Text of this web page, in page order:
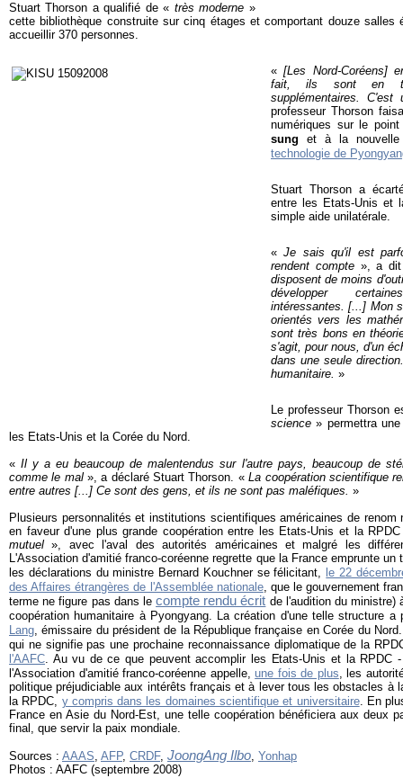
Stuart Thorson a qualifié de « très moderne »
cette bibliothèque construite sur cinq étages et comportant douze salles
accueillir 370 personnes.
«[Les Nord-Coréens]
fait, ils sont en
supplémentaires.
professeur Thorson
numériques sur le
sung et à la
technologie de
Stuart Thorson a
entre les Etats-Unis et
simple aide unilatérale.
«Je sais qu'il est
rendent compte », a
disposent de moins
développer
intéressantes. [...] Mon
orientés vers les
sont très bons en
s'agit, pour nous, d'un
dans une seule
humanitaire. »
Le professeur Thorson
science » permettra
les Etats-Unis et la Corée du Nord.
«Il y a eu beaucoup de malentendus sur l'autre pays, beaucoup de
comme le mal», a déclaré Stuart Thorson. «La coopération scientifique
entre autres [...] Ce sont des gens, et ils ne sont pas maléfiques. »
Plusieurs personnalités et institutions scientifiques américaines de renom
en faveur d'une plus grande coopération entre les Etats-Unis et la
mutuel », avec l'aval des autorités américaines et malgré les
L'Association d'amitié franco-coréenne regrette que la France emprunte
les déclarations du ministre Bernard Kouchner se félicitant, le 22
des Affaires étrangères de l'Assemblée nationale, que le gouvernement
terme ne figure pas dans lecompte rendu écrit de l'audition du ministre)
coopération humanitaire à Pyongyang. La création d'une telle structure a
Lang, émissaire du président de la République française en Corée du
qui ne signifie pas une prochaine reconnaissance diplomatique de la
l'AAFC. Au vu de ce que peuvent accomplir les Etats-Unis et la RPDC
l'Association d'amitié franco-coréenne appelle, une fois de plus, les
politique préjudiciable aux intérêts français et à lever tous les obstacles à
la RPDC, y compris dans les domaines scientifique et universitaire. En
France en Asie du Nord-Est, une telle coopération bénéficiera aux deux
final, que servir la paix mondiale.
Sources : AAAS, AFP, CRDF, JoongAng Ilbo, Yonhap
Photos : AAFC (septembre 2008)